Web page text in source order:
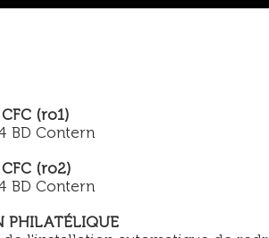
(ro1)
BD Contern
(ro2)
BD Contern
PHILATÉLIQUE